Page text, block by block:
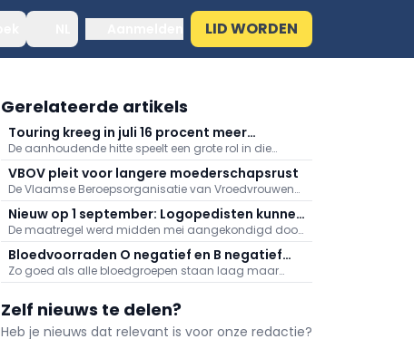
LID WORDEN
Gerelateerde artikels
Touring kreeg in juli 16 procent meer
medische dossiers binnen: "Hitte speelt
grote rol"
De aanhoudende hitte speelt een grote rol in die
stijging, meldt Touring. Er kwamen daarnaast veel
oproepen binnen naar aanleiding van de
bosbranden in het zuiden van Europa.
VBOV pleit voor langere moederschapsrust
De Vlaamse Beroepsorganisatie van Vroedvrouwen
(VBOV) vraagt de federale overheid om de
moederschapsrust uit te breiden tot minstens zes
maanden na de bevalling.
Nieuw op 1 september: Logopedisten kunnen
ook videoconsultaties aanbieden
De maatregel werd midden mei aangekondigd door
minister van Volksgezondheid Frank Vandenbroucke
(Vooruit).
Bloedvoorraden O negatief en B negatief
zeer laag
Zo goed als alle bloedgroepen staan laag maar
vooral de voorraden aan O negatief en B negatief
baren zorgen.
Zelf nieuws te delen?
Heb je nieuws dat relevant is voor onze redactie?